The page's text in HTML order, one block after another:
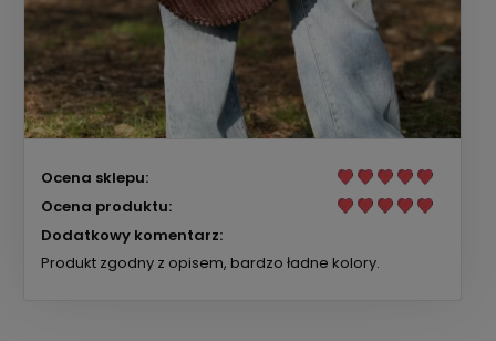
Ocena sklepu:
Ocena produktu:
Dodatkowy komentarz:
Produkt zgodny z opisem, bardzo ładne kolory.